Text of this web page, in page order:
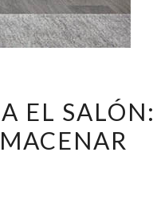
EL SALÓN: